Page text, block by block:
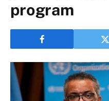
program